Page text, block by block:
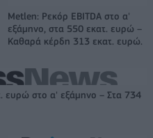
Metlen: Ρεκόρ EBITDA στο α'
εξάμηνο, στα 550 εκατ. ευρώ –
Καθαρά κέρδη 313 εκατ. ευρώ.
ευρώ στο α' εξάμηνο – Στα 734